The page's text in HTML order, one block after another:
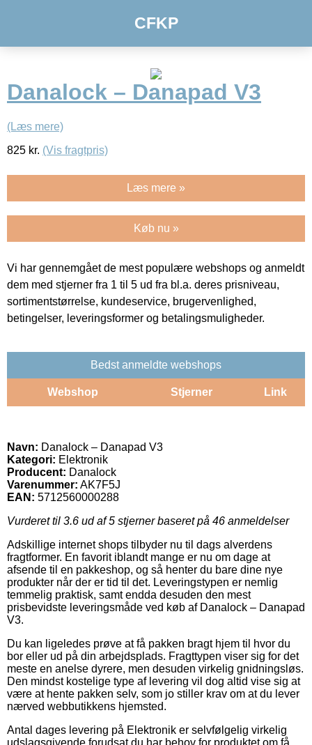
CFKP
Danalock – Danapad V3
(Læs mere)
825 kr. (Vis fragtpris)
Læs mere »
Køb nu »
Vi har gennemgået de mest populære webshops og anmeldt
dem med stjerner fra 1 til 5 ud fra bl.a. deres prisniveau,
sortimentstørrelse, kundeservice, brugervenlighed,
betingelser, leveringsformer og betalingsmuligheder.
Bedst anmeldte webshops
Webshop Stjerner Link
Navn: Danalock – Danapad V3
Kategori: Elektronik
Producent: Danalock
Varenummer: AK7F5J
EAN: 5712560000288
Vurderet til 3.6 ud af 5 stjerner baseret på 46 anmeldelser
Adskillige internet shops tilbyder nu til dags alverdens
fragtformer. En favorit iblandt mange er nu om dage at
afsende til en pakkeshop, og så henter du bare dine nye
produkter når der er tid til det. Leveringstypen er nemlig
temmelig praktisk, samt endda desuden den mest
prisbevidste leveringsmåde ved køb af Danalock – Danapad
V3.
Du kan ligeledes prøve at få pakken bragt hjem til hvor du
bor eller ud på din arbejdsplads. Fragttypen viser sig for det
meste en anelse dyrere, men desuden virkelig gnidningsløs.
Den mindst kostelige type af levering vil dog altid vise sig at
være at hente pakken selv, som jo stiller krav om at du lever
nærved webbutikkens hjemsted.
Antal dages levering på Elektronik er selvfølgelig virkelig
udslagsgivende forudsat du har behov for produktet om få